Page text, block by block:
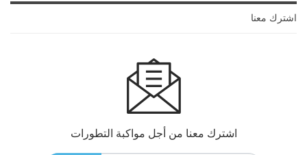
اشترك معنا
اشترك معنا من أجل مواكبة التطورات